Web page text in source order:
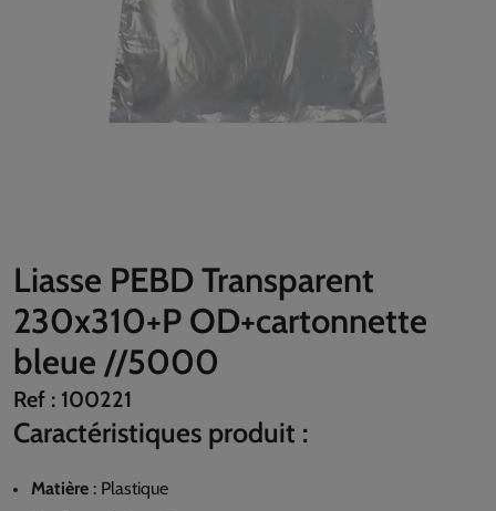
Liasse PEBD Transparent
230x310+P OD+cartonnette
bleue //5000
Ref : 100221
Caractéristiques produit :
Matière : Plastique